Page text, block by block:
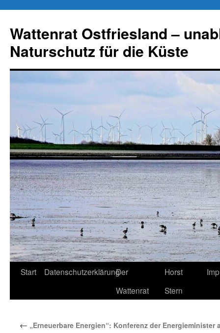
springen
Wattenrat Ostfriesland –
Naturschutz für die Küste
Start DatenschutzerklärungDer
Wattenrat
Horst
Stern
← „Erneuerbare Energien“: Konferenz der